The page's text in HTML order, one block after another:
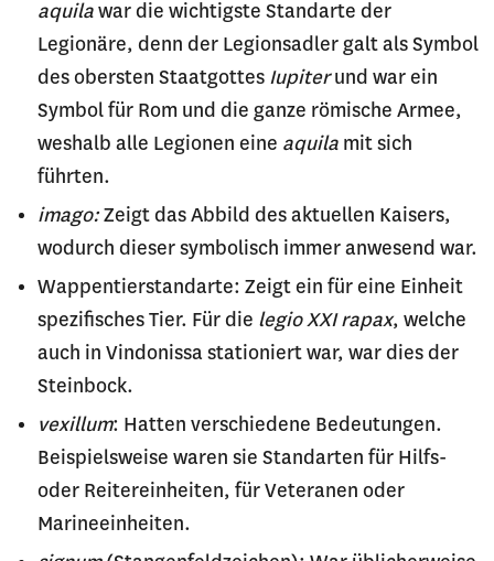
aquila war die wichtigste Standarte der
Legionäre, denn der Legionsadler galt als Symbol
des obersten Staatgottes Iupiterund war ein
Symbol für Rom und die ganze römische Armee,
weshalb alle Legionen eine aquila mit sich
führten.
imago: Zeigt das Abbild des aktuellen Kaisers,
wodurch dieser symbolisch immer anwesend war.
Wappentierstandarte: Zeigt ein für eine Einheit
spezifisches Tier. Für die legio XXI rapax, welche
auch in Vindonissa stationiert war, war dies der
Steinbock.
vexillum: Hatten verschiedene Bedeutungen.
Beispielsweise waren sie Standarten für Hilfs-
oder Reitereinheiten, für Veteranen oder
Marineeinheiten.